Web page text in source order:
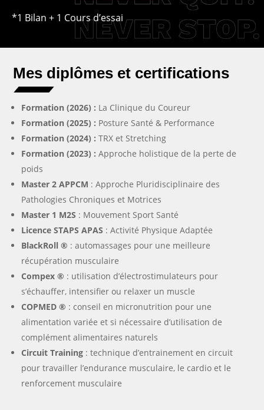
*1 Bilan + 1 Cours d’essai
Mes diplômes et certifications
Formation (2026) : La Clinique du Coureur
Formation (2025) : Posture Santé & Performance
Formation (2024) :TRX et Stretching
Formation (2023) :Approche holistique de la perte de
poids
Master 2 APPCM : Approche Pluridisciplinaire des
Pathologies Chroniques et Motrices
Master 1 M2S : Mouvement Sport Santé
Licence STAPS APAS : Activité Physique Adaptée
BlackRoll ® : automassages pour une meilleure
récupération musculaire
Compex ® : utilisation d’électrostimulateurs pour
s’échauffer, intensifier ou relaxer un muscle
COPMED ® : conseil en micronutrition pour une
alimentation variée et si nécessaire d’utilisation de
complément alimentaires naturels
Circuit Training : technique d’entrainement en circuit
pour travailler l’endurance musculaire, le cardio et le
renforcement musculaire